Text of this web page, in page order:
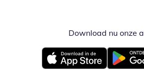
Download nu onze
Opent in nieuw venster
Opent in